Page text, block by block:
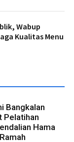
Wabup
Kualitas Menu
Bangkalan
Pelatihan
Hama